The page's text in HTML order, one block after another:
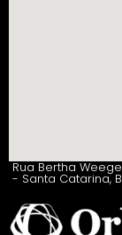
Rua Bertha
- Santa Catarina,